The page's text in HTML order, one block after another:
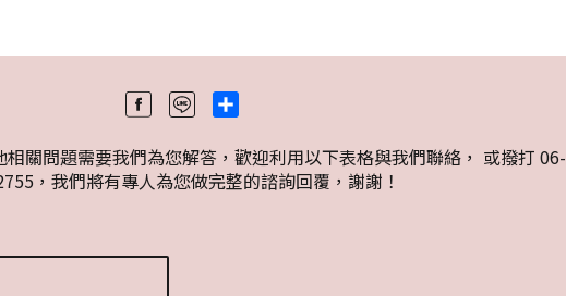
關問題需要我們為您解答，歡迎利用以下表格與我們聯絡， 或撥打 06-
，我們將有專人為您做完整的諮詢回覆，謝謝！